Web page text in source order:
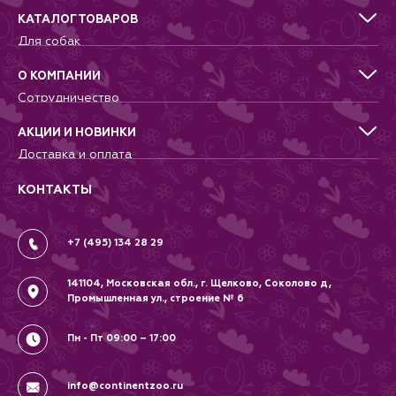
КАТАЛОГ ТОВАРОВ
Для собак
Для кошек
Для грызунов
Для птиц
Аквариумистика, пруд, море
Террариумистика
О КОМПАНИИ
Сотрудничество
Питомникам
Добрые дела
Новости
Контакты
Вопрос-Ответ
АКЦИИ И НОВИНКИ
Доставка и оплата
Гарантии и возврат
Вакансии
Политика
Соглашение
КОНТАКТЫ
+7 (495) 134 28 29
141104, Московская обл., г. Щелково, Соколово д,
Промышленная ул., строение № 6
Пн - Пт 09:00 – 17:00
info@continentzoo.ru